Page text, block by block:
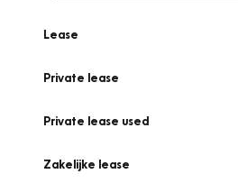
Lease
Private lease
Private lease used
Zakelijke lease